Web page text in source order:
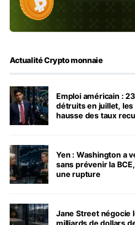
Actualité Crypto monnaie
Emploi américain :
détruits en juillet,
hausse des taux
Yen : Washington a
sans prévenir la
une rupture
Jane Street négocie
milliards de dollars